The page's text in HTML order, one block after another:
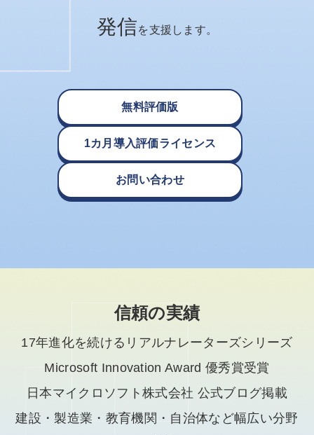
発信を支援します。
無料評価版
1カ月導入評価ライセンス
お問い合わせ
信頼の実績
17年進化を続けるリアルナレーターズシリーズ
Microsoft Innovation Award 優秀賞受賞
日本マイクロソフト株式会社 公式ブログ掲載
建設・製造業・教育機関・自治体など幅広い分野